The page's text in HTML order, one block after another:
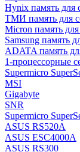
Hynix память для
ТМИ память для
Micron память для
Samsung память
ADATA память
1-процессорные
Supermicro
MSI
Gigabyte
SNR
Supermicro
ASUS RS520A
ASUS ESC4000A
ASUS RS300